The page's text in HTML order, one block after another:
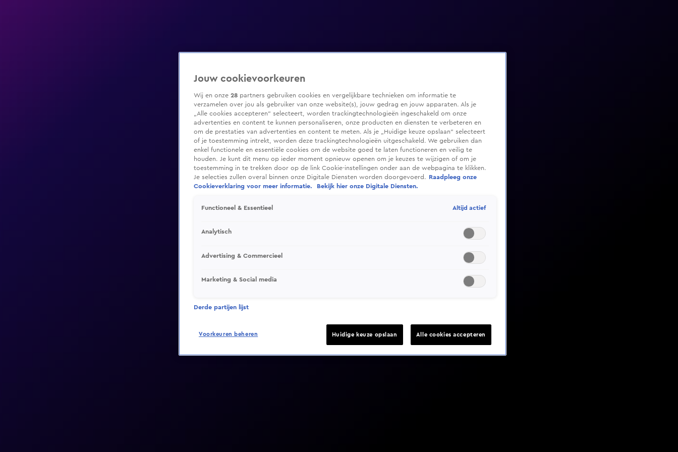
Video helaas niet gevonden
Jouw cookievoorkeuren
Wij en onze 28 partners gebruiken cookies en vergelijkbare technieken om informatie te
verzamelen over jou als gebruiker van onze website(s), jouw gedrag en jouw apparaten. Als je
„Alle cookies accepteren” selecteert, worden trackingtechnologieën ingeschakeld om onze
advertenties en content te kunnen personaliseren, onze producten en diensten te verbeteren en
om de prestaties van advertenties en content te meten. Als je „Huidige keuze opslaan” selecteert
of je toestemming intrekt, worden deze trackingtechnologieën uitgeschakeld. We gebruiken dan
enkel functionele en essentiële cookies om de website goed te laten functioneren en veilig te
houden. Je kunt dit menu op ieder moment opnieuw openen om je keuzes te wijzigen of om je
toestemming in te trekken door op de link Cookie-instellingen onder aan de webpagina te klikken.
Je selecties zullen overal binnen onze Digitale Diensten worden doorgevoerd.
Raadpleeg onze
Cookieverklaring voor meer informatie.
Bekijk hier onze Digitale Diensten.
Functioneel & Essentieel Altijd actief
Analytisch
Advertising & Commercieel
Marketing & Social media
Derde partijen lijst
Voorkeuren beheren Huidige keuze opslaan Alle cookies accepteren